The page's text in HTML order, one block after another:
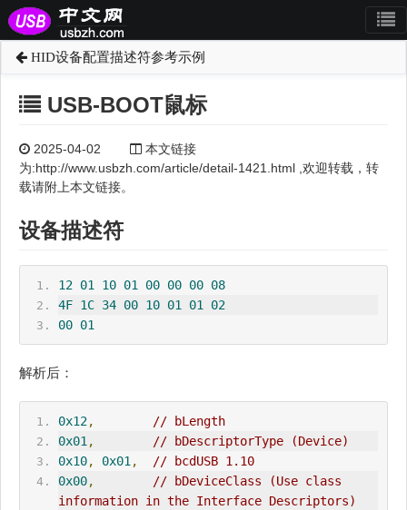
HID设备配置描述符参考示例
USB-BOOT鼠标
2025-04-02
本文链接
为:http://www.usbzh.com/article/detail-1421.html ,欢迎转载，转
载请附上本文链接。
设备描述符
12 01 10 01 00 00 00 08
4F 1C 34 00 10 01 01 02
00 01
解析后：
0x12,
// bLength
0x01,
// bDescriptorType (Device)
0x10, 0x01,
// bcdUSB 1.10
0x00,
// bDeviceClass (Use class
information in the Interface Descriptors)